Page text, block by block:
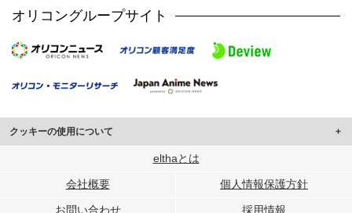
オリコングループサイト
クッキーの使用について
このサイトでは Cookie を使用して、ユーザーに合わせたコンテンツや広告の
行っています。
メディアや広告配信、データ解析の各パートナーに提供しています。
elthaとは
会社概要 個人情報保護方針
お問い合わせ 採用情報